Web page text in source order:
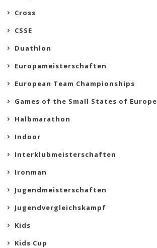
Cross
CSSE
Duathlon
Europameisterschaften
European Team Championships
Games of the Small States of Europe
Halbmarathon
Indoor
Interklubmeisterschaften
Ironman
Jugendmeisterschaften
Jugendvergleichskampf
Kids
Kids Cup